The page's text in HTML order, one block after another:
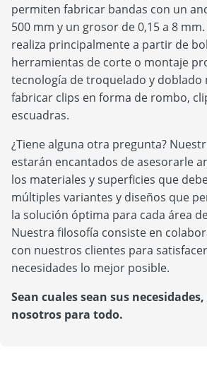
permiten fabricar bandas con un
500 mm y un grosor de 0,15 a 8
realiza principalmente a partir de
herramientas de corte o montaje
tecnología de troquelado y doblado
fabricar clips en forma de rombo,
escuadras.
¿Tiene alguna otra pregunta?
estarán encantados de asesorarle
los materiales y superficies que
múltiples variantes y diseños que
la solución óptima para cada área
Nuestra filosofía consiste en
con nuestros clientes para
necesidades lo mejor posible.
Sean cuales sean sus
nosotros para todo.